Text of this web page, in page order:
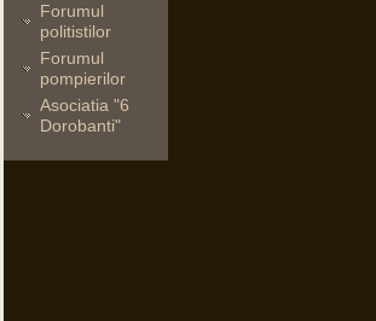
Forumul
politistilor
Forumul
pompierilor
Asociatia "6
Dorobanti"